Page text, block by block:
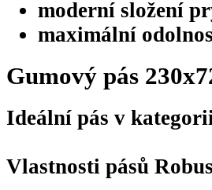
moderní složení
maximální
Gumový pás
Ideální pás v
Vlastnosti pásů